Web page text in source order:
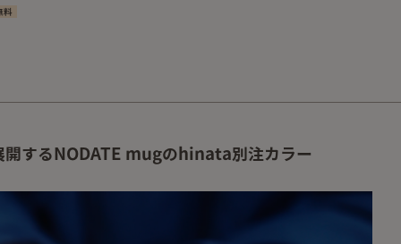
料
開するNODATE mugのhinata別注カラー